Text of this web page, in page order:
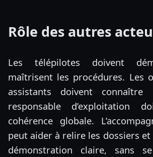
Rôle des autres
Les télépilotes doivent
maîtrisent les procédures. Les
assistants doivent
responsable d’exploitation
cohérence globale.
peut aider à relire les dossiers
démonstration claire, sans